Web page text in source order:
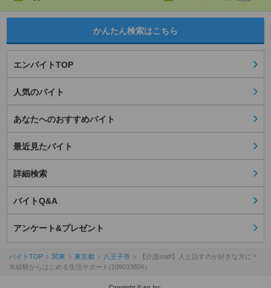
かんたん検索はこちら
エンバイトTOP
人気のバイト
あなたへのおすすめバイト
最近見たバイト
詳細検索
バイトQ&A
アンケート&プレゼント
バイトTOP 関東 東京都 八王子市
【介護staff】人と話すのが好きな方に＊
未経験からはじめる生活サポート(109033804）